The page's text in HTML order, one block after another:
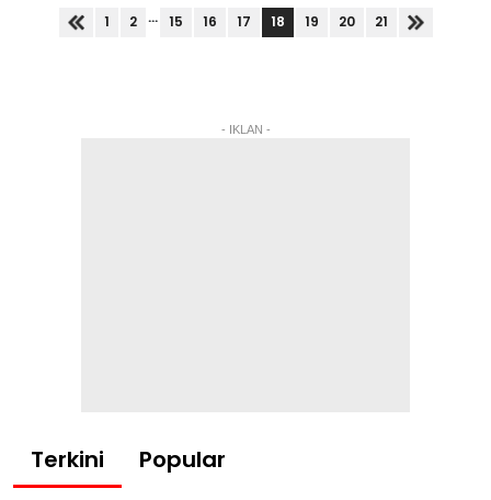
Angkatan Tentera Malaysia (ATM)...
1 2 ... 15 16 17 18 19 20 21
- IKLAN -
Terkini Popular